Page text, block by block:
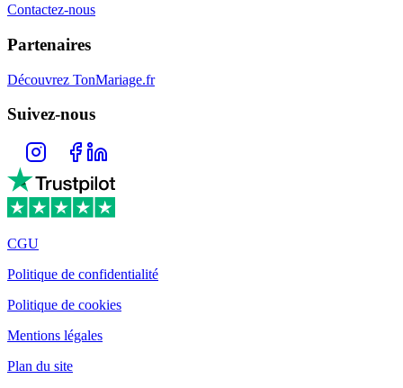
Contactez-nous
Partenaires
Découvrez TonMariage.fr
Suivez-nous
CGU
Politique de confidentialité
Politique de cookies
Mentions légales
Plan du site